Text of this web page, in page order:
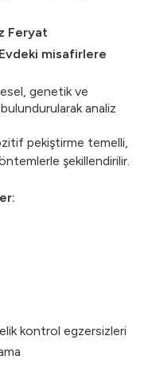
Feryat
misafirlere
genetik ve
analiz
pekiştirme temelli,
şekillendirilir.
kontrol egzersizleri